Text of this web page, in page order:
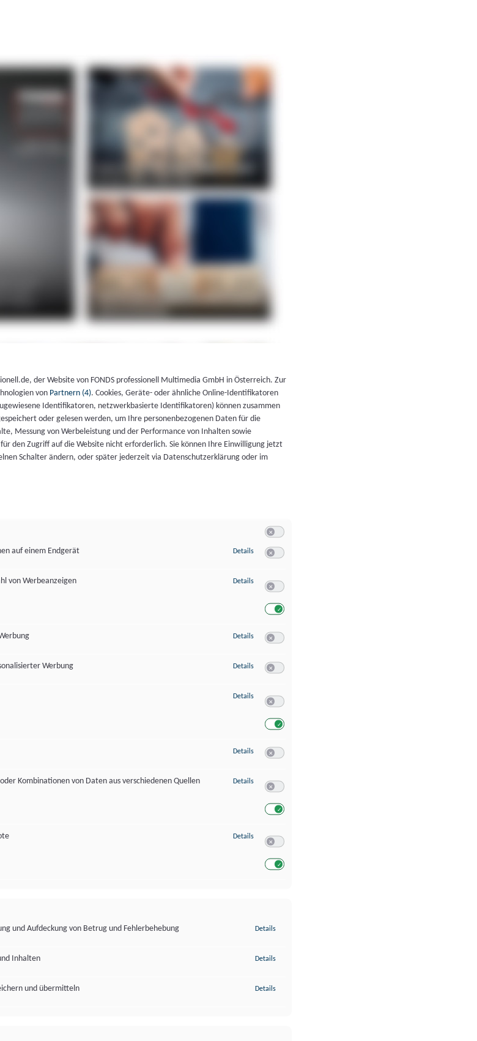
der Website von FONDS professionell Multimedia GmbH in Österreich. Zur
von Partnern (4). Cookies, Geräte- oder ähnliche Online-Identifikatoren
Identifikatoren, netzwerkbasierte Identifikatoren) können zusammen
oder gelesen werden, um Ihre personenbezogenen Daten für die
Messung von Werbeleistung und der Performance von Inhalten sowie
den Zugriff auf die Website nicht erforderlich. Sie können Ihre Einwilligung jetzt
Schalter ändern, oder später jederzeit via Datenschutzerklärung oder im
auf einem Endgerät
Details zu Speichern von oder Zugriff auf Informationen auf einem Endgerät
von Werbeanzeigen
Details zu Verwendung reduzierter Daten zur Auswahl von Werbeanzeigen
Details zu Erstellung von Profilen für personalisierte Werbung
Werbung
Details zu Verwendung von Profilen zur Auswahl personalisierter Werbung
Details zu Messung der Werbeleistung
Details zu Messung der Performance von Inhalten
Kombinationen von Daten aus verschiedenen Quellen
Details zu Analyse von Zielgruppen durch Statistiken oder Kombinationen von
Details zu Entwicklung und Verbesserung der Angebote
und Aufdeckung von Betrug und Fehlerbehebung
Details
Inhalten Details
und übermitteln Details